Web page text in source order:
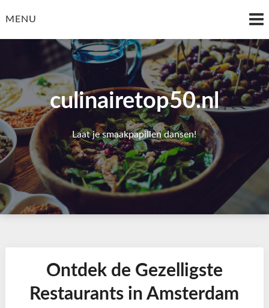
toMENU
culinairetop50.nl
Laat je smaakpapillen dansen!
Ontdek de Gezelligste
Restaurants in Amsterdam